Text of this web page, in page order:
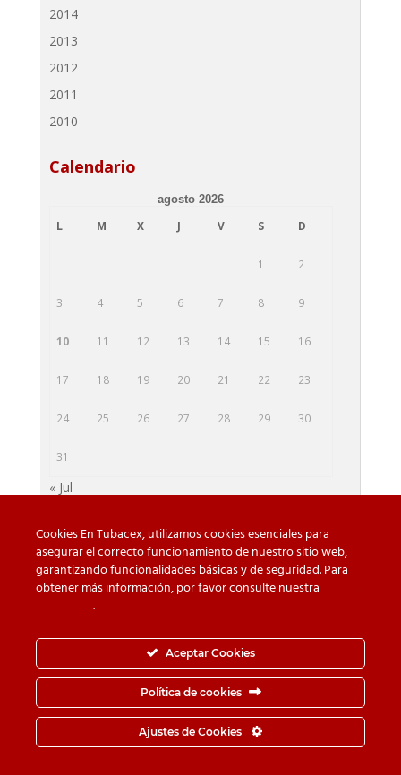
2014
2013
2012
2011
2010
Calendario
agosto 2026
L M X J V S D
1 2
3 4 5 6 7 8 9
10 11 12 13 14 15 16
17 18 19 20 21 22 23
24 25 26 27 28 29 30
31
« Jul
Cuidado con las falsificaciones Descargas
Política de Cookies
Canal de Denuncias
Política de seguridad de la información
© TUBACEX S.A.- Tres Cruces 8, 01400, Llodio (Álava-
España) - Tel.+34-946 719 300· Fax.+34-946 725 062
Cookies En Tubacex, utilizamos cookies esenciales para
asegurar el correcto funcionamiento de nuestro sitio web,
garantizando funcionalidades básicas y de seguridad. Para
obtener más información, por favor consulte nuestra
.
Aceptar Cookies
Política de cookies
Ajustes de Cookies